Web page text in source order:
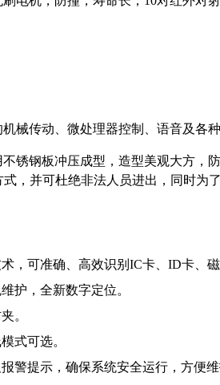
械传动、微处理器控制、语音及各
不锈钢板冲压成型，造型美观大方，
，并可杜绝非法人员进出，同时为
，可准确、高效识别IC卡、ID卡、磁
护，全新数字定位。
。
式可选。
警提示，确保系统安全运行，方便维